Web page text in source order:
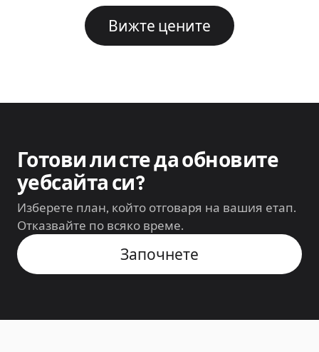
Вижте цените
Готови ли сте да обновите
уебсайта си?
Изберете план, който отговаря на вашия етап.
Отказвайте по всяко време.
Започнете